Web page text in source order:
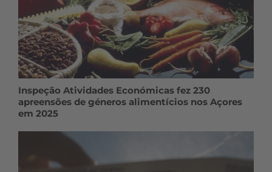
Inspeção Atividades Económicas fez 230
apreensões de géneros alimentícios nos Açores
em 2025